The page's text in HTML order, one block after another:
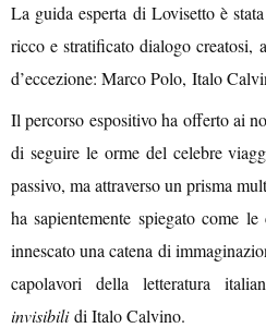
La guida esperta di Lovisetto è
ricco e stratificato dialogo creatosi,
d’eccezione: Marco Polo, Italo
Il percorso espositivo ha offerto ai
di seguire le orme del celebre
passivo, ma attraverso un prisma
ha sapientemente spiegato come le
innescato una catena di
capolavori della letteratura
invisibilidi Italo Calvino.